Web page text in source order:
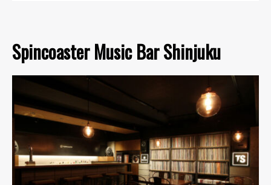
Spincoaster Music Bar Shinjuku